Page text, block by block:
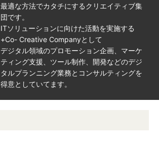
最適な方法でカタチにするクリエイティブ集
団です。
ITソリューションに向けた活動を実施する
+Co- Creative Companyとして
デジタル領域のプロモーション企画、マーケ
ティング支援、ツール制作、開発などのデジ
タルプランニング業務とコンサルティングを
得意としていてます。